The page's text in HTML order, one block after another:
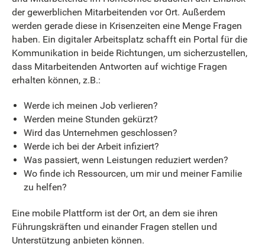
der gewerblichen Mitarbeitenden vor Ort. Außerdem
werden gerade diese in Krisenzeiten eine Menge Fragen
haben. Ein digitaler Arbeitsplatz schafft ein Portal für die
Kommunikation in beide Richtungen, um sicherzustellen,
dass Mitarbeitenden Antworten auf wichtige Fragen
erhalten können, z.B.:
Werde ich meinen Job verlieren?
Werden meine Stunden gekürzt?
Wird das Unternehmen geschlossen?
Werde ich bei der Arbeit infiziert?
Was passiert, wenn Leistungen reduziert werden?
Wo finde ich Ressourcen, um mir und meiner Familie
zu helfen?
Eine mobile Plattform ist der Ort, an dem sie ihren
Führungskräften und einander Fragen stellen und
Unterstützung anbieten können.